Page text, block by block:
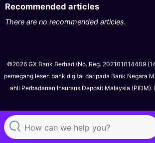
Recommended articles
There are no recommended articles.
©2026 GX Bank Berhad (No. Reg. 202101014409
pemegang lesen bank digital daripada Bank Negara
ahli Perbadanan Insurans Deposit Malaysia